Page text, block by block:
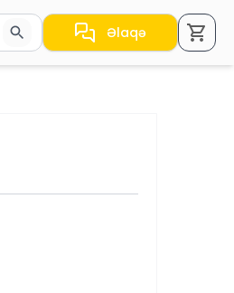
etmək üçün ox
Əlaqə